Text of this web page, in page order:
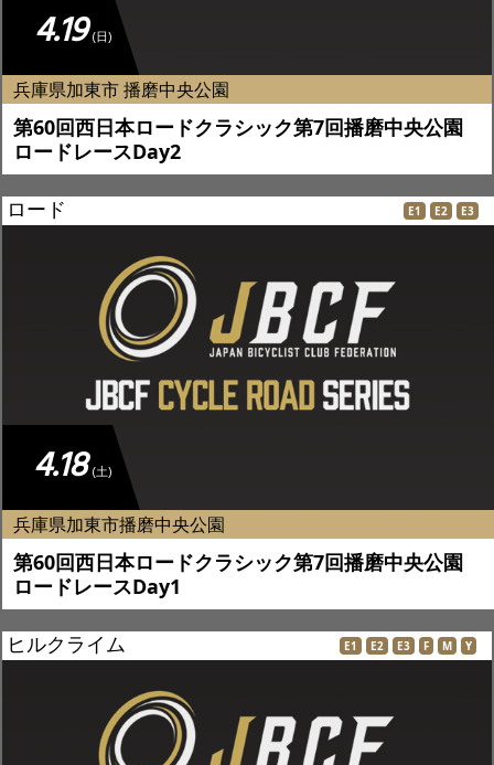
4.19 (日)
兵庫県加東市 播磨中央公園
第60回西日本ロードクラシック第7回播磨中央公園
ロードレースDay2
ロード E1 E2 E3
4.18 (土)
兵庫県加東市播磨中央公園
第60回西日本ロードクラシック第7回播磨中央公園
ロードレースDay1
ヒルクライム E1 E2 E3 F M Y